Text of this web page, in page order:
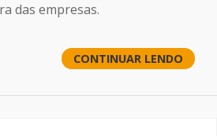
das empresas.
CONTINUAR LENDO